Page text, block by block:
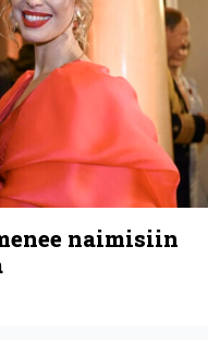
naimisiin